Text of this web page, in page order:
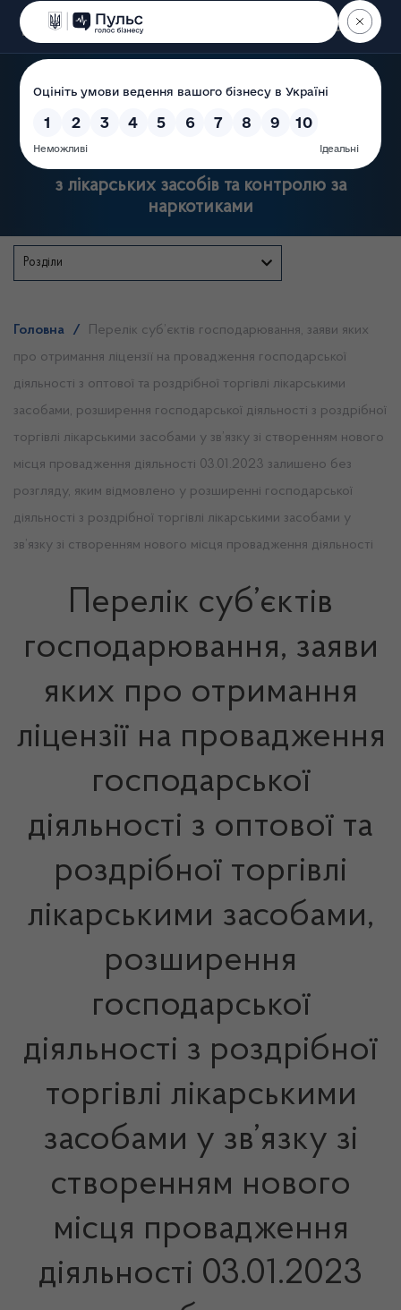
Пошук
Державна служба України
з лікарських засобів та контролю за
наркотиками
Розділи
Головна /
Перелік суб’єктів господарювання, заяви яких
про отримання ліцензії на провадження господарської
діяльності з оптової та роздрібної торгівлі лікарськими
засобами, розширення господарської діяльності з роздрібної
торгівлі лікарськими засобами у зв’язку зі створенням нового
місця провадження діяльності 03.01.2023 залишено без
розгляду, яким відмовлено у розширенні господарської
діяльності з роздрібної торгівлі лікарськими засобами у
зв’язку зі створенням нового місця провадження діяльності
Перелік суб’єктів
господарювання, заяви
яких про отримання
ліцензії на провадження
господарської
діяльності з оптової та
роздрібної торгівлі
лікарськими засобами,
розширення
господарської
діяльності з роздрібної
торгівлі лікарськими
засобами у зв’язку зі
створенням нового
місця провадження
діяльності 03.01.2023